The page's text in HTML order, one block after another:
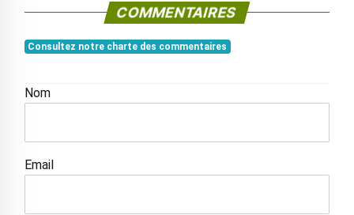
COMMENTAIRES
Consultez notre charte des commentaires
Nom
Email